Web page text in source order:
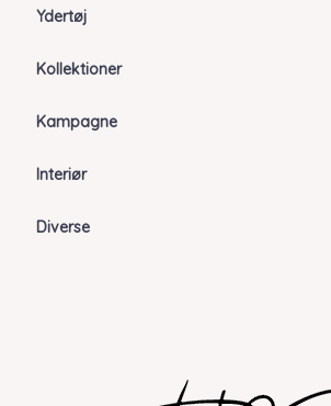
Ydertøj
Kollektioner
Kampagne
Interiør
Diverse